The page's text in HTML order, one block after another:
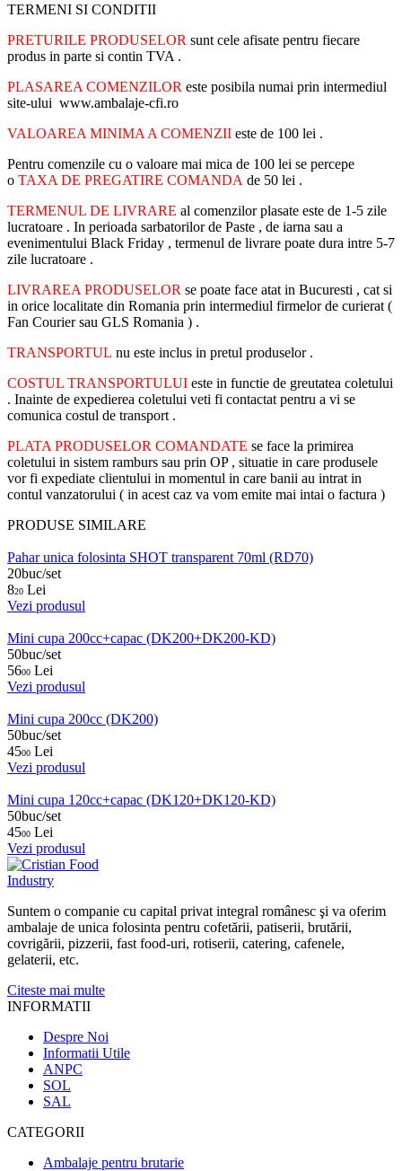
TERMENI SI CONDITII
PRETURILE PRODUSELOR sunt cele afisate pentru fiecare
produs in parte si contin TVA .
PLASAREA COMENZILOR este posibila numai prin intermediul
site-ului www.ambalaje-cfi.ro
VALOAREA MINIMA A COMENZII este de 100 lei .
Pentru comenzile cu o valoare mai mica de 100 lei se percepe
o TAXA DE PREGATIRE COMANDA de 50 lei .
TERMENUL DE LIVRARE al comenzilor plasate este de 1-5 zile
lucratoare . In perioada sarbatorilor de Paste , de iarna sau a
evenimentului Black Friday , termenul de livrare poate dura intre 5-7
zile lucratoare .
LIVRAREA PRODUSELOR se poate face atat in Bucuresti , cat si
in orice localitate din Romania prin intermediul firmelor de curierat (
Fan Courier sau GLS Romania ) .
TRANSPORTUL nu este inclus in pretul produselor .
COSTUL TRANSPORTULUI este in functie de greutatea coletului
. Inainte de expedierea coletului veti fi contactat pentru a vi se
comunica costul de transport .
PLATA PRODUSELOR COMANDATE se face la primirea
coletului in sistem ramburs sau prin OP , situatie in care produsele
vor fi expediate clientului in momentul in care banii au intrat in
contul vanzatorului ( in acest caz va vom emite mai intai o factura )
PRODUSE SIMILARE
Pahar unica folosinta SHOT transparent 70ml (RD70)
20buc/set
820 Lei
Vezi produsul
Mini cupa 200cc+capac (DK200+DK200-KD)
50buc/set
5600 Lei
Vezi produsul
Mini cupa 200cc (DK200)
50buc/set
4500 Lei
Vezi produsul
Mini cupa 120cc+capac (DK120+DK120-KD)
50buc/set
4500 Lei
Vezi produsul
Suntem o companie cu capital privat integral românesc şi va oferim
ambalaje de unica folosinta pentru cofetării, patiserii, brutării,
covrigării, pizzerii, fast food-uri, rotiserii, catering, cafenele,
gelaterii, etc.
Citeste mai multe
INFORMATII
Despre Noi
Informatii Utile
ANPC
SOL
SAL
CATEGORII
Ambalaje pentru brutarie